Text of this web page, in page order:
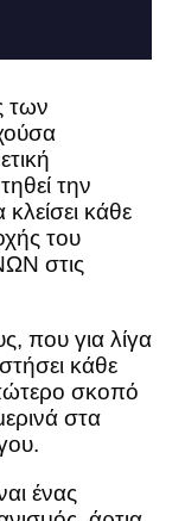
των
την
κάθε
του
στις
που για λίγα
κάθε
σκοπό
στα
ένας